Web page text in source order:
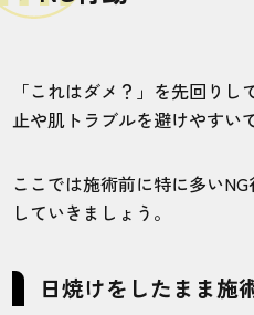
「これはダメ？」を先回り
止や肌トラブルを避けやすい
ここでは施術前に特に多い
していきましょう。
日焼けをしたまま施